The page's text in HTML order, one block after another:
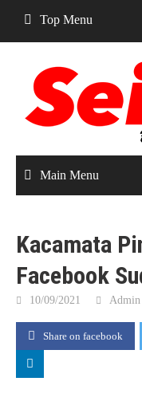
content
Top Menu
Main Menu
Kacamata
Facebook
10/09/2021
Share on facebook